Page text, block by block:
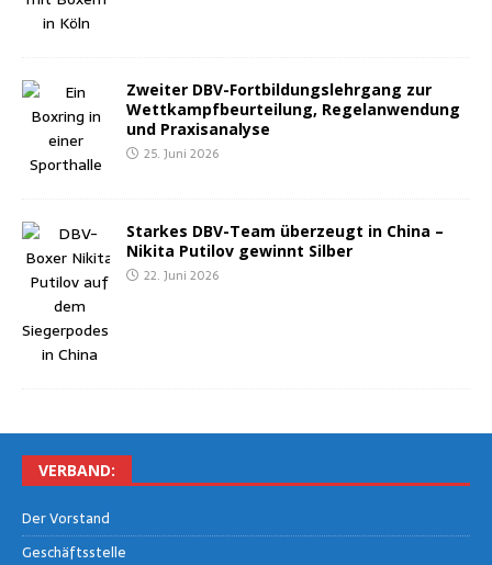
Zwei­ter DBV-Fort­bil­dungs­lehr­gang zur
Wett­kampf­be­ur­tei­lung, Regel­an­wen­dung
und Praxisanalyse
25. Juni 2026
Star­kes DBV-Team über­zeugt in Chi­na –
Niki­ta Puti­l­ov gewinnt Silber
22. Juni 2026
VER­BAND:
Der Vor­stand
Geschäfts­stel­le